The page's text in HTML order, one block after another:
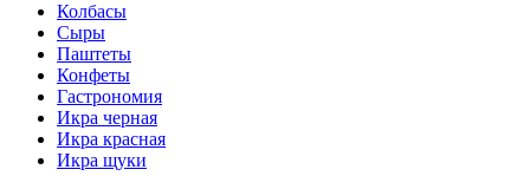
Колбасы
Сыры
Паштеты
Конфеты
Гастрономия
Икра черная
Икра красная
Икра щуки